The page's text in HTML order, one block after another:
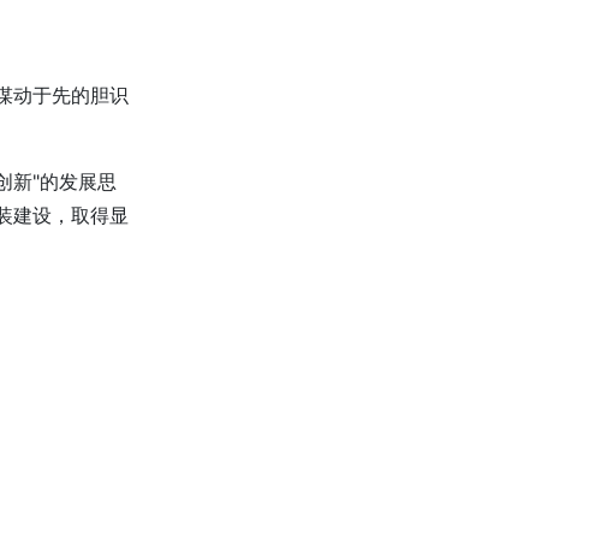
动于先的胆识
新"的发展思
建设，取得显